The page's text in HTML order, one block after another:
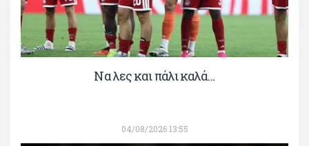
Να λες και πάλι καλά…
04/08/2026 13:55